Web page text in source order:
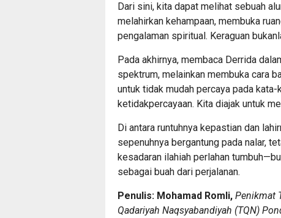
Dari sini, kita dapat melihat sebuah
melahirkan kehampaan, membuka
pengalaman spiritual. Keraguan
Pada akhirnya, membaca Derrida
spektrum, melainkan membuka cara
untuk tidak mudah percaya pada
ketidakpercayaan. Kita diajak untuk
Di antara runtuhnya kepastian dan
sepenuhnya bergantung pada nalar,
kesadaran ilahiah perlahan
sebagai buah dari perjalanan.
Penulis: Mohamad Romli, Penikmat
Qadariyah Naqsyabandiyah (TQN)